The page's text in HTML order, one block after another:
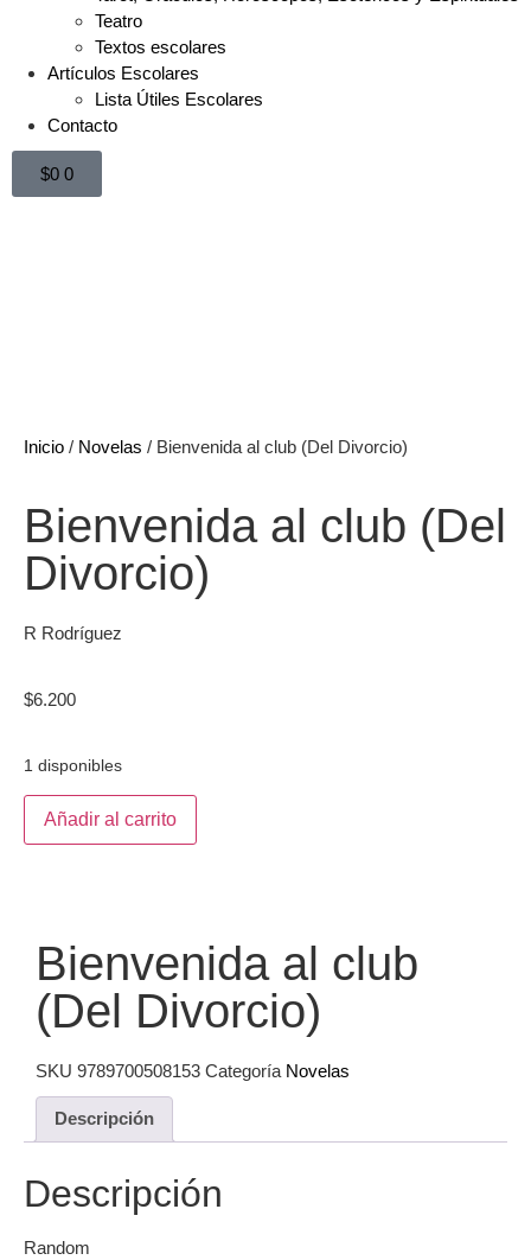
Teatro
Textos escolares
Artículos Escolares
Lista Útiles Escolares
Contacto
$0 0
Inicio / Novelas / Bienvenida al club (Del Divorcio)
Bienvenida al club (Del
Divorcio)
R Rodríguez
$6.200
1 disponibles
Añadir al carrito
Bienvenida al club
(Del Divorcio)
SKU 9789700508153 Categoría Novelas
Descripción
Descripción
Random